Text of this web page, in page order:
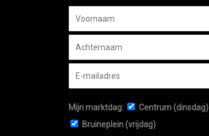
Mijn marktdag:
Centrum (dinsdag)
Bruineplein (vrijdag)